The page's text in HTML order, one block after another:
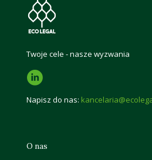
Twoje cele - nasze wyzwania
Napisz do nas:
O nas